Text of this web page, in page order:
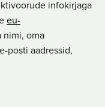
infokirjaga
eu-
nimi, oma
posti aadressid,